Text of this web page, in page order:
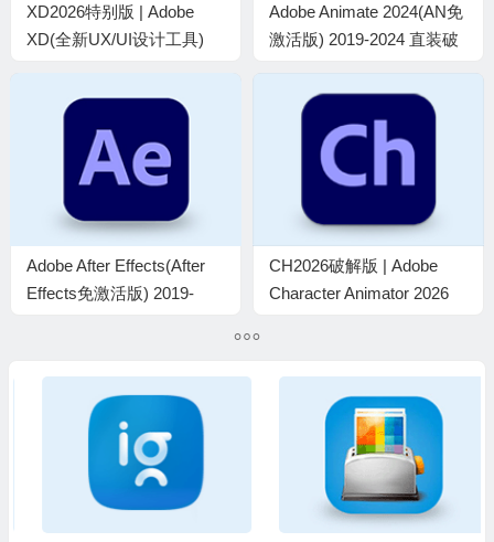
XD2026特别版 | Adobe
XD(全新UX/UI设计工具)
Adobe Animate 2024(AN免
激活版) 2019-2024 直装破
Adobe After Effects(After
Effects免激活版) 2019-
CH2026破解版 | Adobe
Character Animator 2026